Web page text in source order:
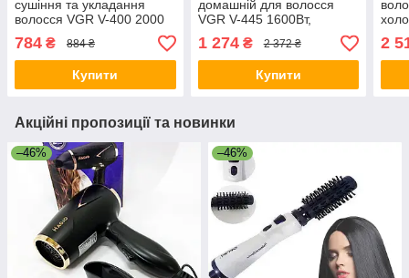
сушіння та укладання
волосся VGR V-400 2000
Вт
784 ₴ 884 ₴
Купити
домашній для волосся
VGR V-445 1600Вт,
Електричний фен для
волосся з дифузором FQ-
11
1 274₴ 2 372 ₴
Купити
2
Акційні пропозиції та новинки
–46% –46%